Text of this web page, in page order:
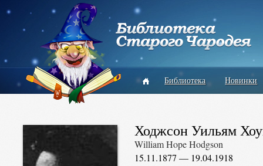
Библиотека Новинки
Ходжсон Уильям
William Hope Hodgson
15.11.1877 — 19.04.1918